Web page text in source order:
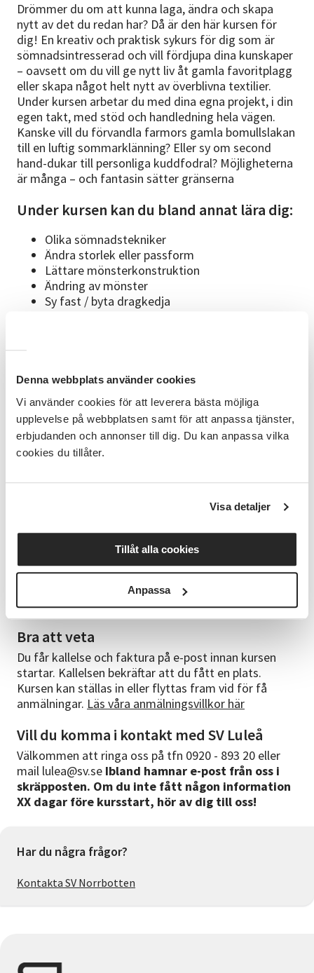
Denna webbplats använder cookies
Vi använder cookies för att leverera bästa möjliga
upplevelse på webbplatsen samt för att anpassa tjänster,
erbjudanden och annonser till dig. Du kan anpassa vilka
cookies du tillåter.
Visa detaljer
Tillåt alla cookies
Anpassa
Drömmer du om att kunna laga, ändra och skapa
nytt av det du redan har? Då är den här kursen för
dig! En kreativ och praktisk sykurs för dig som är
sömnadsintresserad och vill fördjupa dina kunskaper
– oavsett om du vill ge nytt liv åt gamla favoritplagg
eller skapa något helt nytt av överblivna textilier.
Under kursen arbetar du med dina egna projekt, i din
egen takt, med stöd och handledning hela vägen.
Kanske vill du förvandla farmors gamla bomullslakan
till en luftig sommarklänning? Eller sy om second
hand-dukar till personliga kuddfodral? Möjligheterna
är många – och fantasin sätter gränserna
Under kursen kan du bland annat lära dig:
Olika sömnadstekniker
Ändra storlek eller passform
Lättare mönsterkonstruktion
Ändring av mönster
Sy fast / byta dragkedja
På plats kommer det att finnas mönster,
antal symaskiner att låna så har man möjlighet ta
med egen symaskin. Skriv i kommentar om du vill
låna symaskin. Medtag eget material till dina projekt.
Om ledaren
sömnadshantverk och har drivit ett eget skrädderi i
Töre och fortsätter att arbeta med sömnad och
sina egna kläder. Numera försöker jag använda även
design, och återanvända material gör att jag fått en
roligare garderob med kläder jag trivs i och känner
mig bekväm med.
Bra att veta
Du får kallelse och faktura på e-post innan kursen
startar. Kallelsen bekräftar att du fått en plats.
Kursen kan ställas in eller flyttas fram vid för få
anmälningar. Läs våra anmälningsvillkor här
Vill du komma i kontakt med SV Luleå
Välkommen att ringa oss på tfn 0920 - 893 20 eller
mail lulea@sv.se Ibland hamnar e-post från oss i
skräpposten. Om du inte fått någon information
XX dagar före kursstart, hör av dig till oss!
Har du några frågor?
Kontakta SV Norrbotten